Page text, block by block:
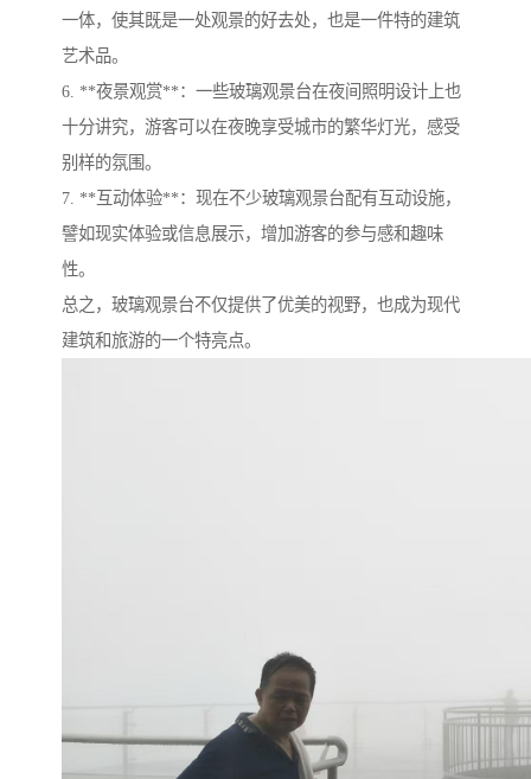
一体，使其既是一处观景的好去处，也是一件特的建筑
艺术品。
6. **夜景观赏**：一些玻璃观景台在夜间照明设计上也
十分讲究，游客可以在夜晚享受城市的繁华灯光，感受
别样的氛围。
7. **互动体验**：现在不少玻璃观景台配有互动设施，
譬如现实体验或信息展示，增加游客的参与感和趣味
性。
总之，玻璃观景台不仅提供了优美的视野，也成为现代
建筑和旅游的一个特亮点。